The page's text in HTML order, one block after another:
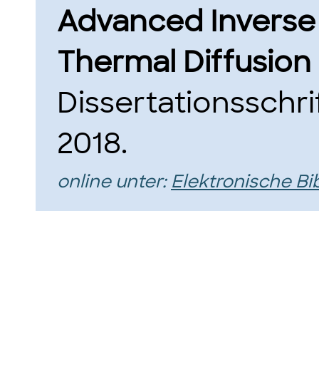
Advanced
Thermal Diffusion
2018.
online unter: Elektronische